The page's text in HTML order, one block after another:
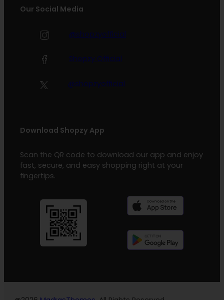
Our Social Media
@shopzyofficial
Shopzy Official
@shopzyofficial
Download Shopzy App
Scan the QR code to download our app and enjoy
fast, secure, and easy shopping right at your
fingertips.